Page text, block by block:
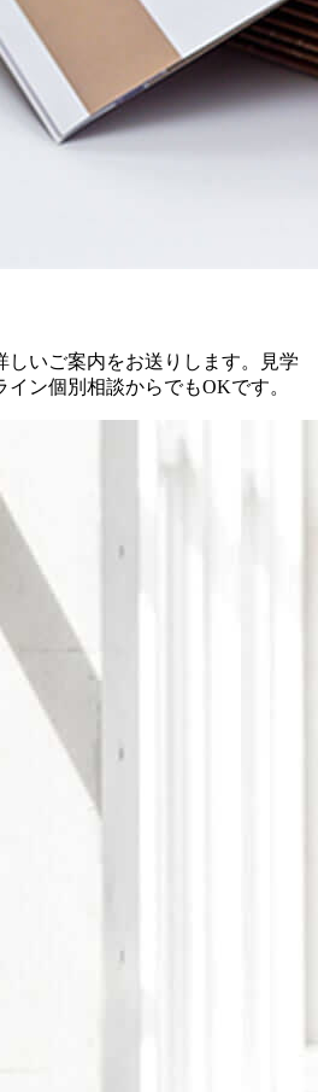
しいご案内をお送りします。見学
ン個別相談からでもOKです。